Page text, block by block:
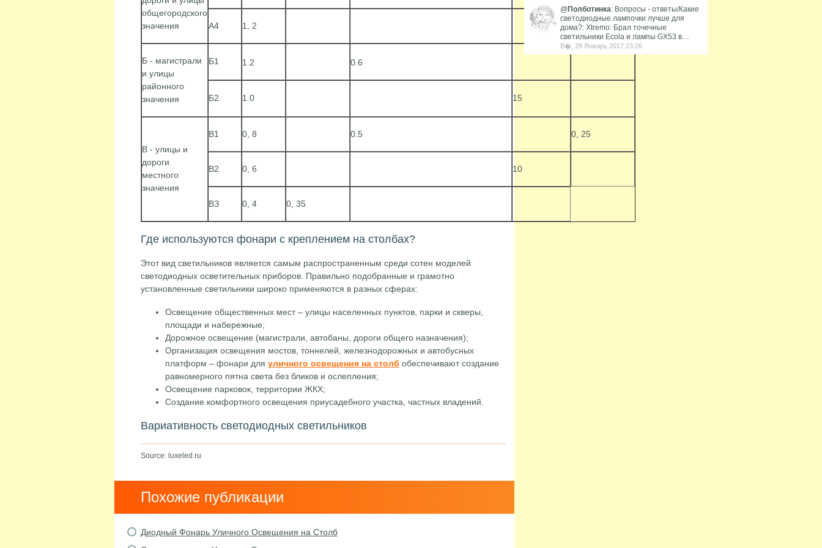
общегородского
значения
А4 1, 2
Б - магистрали
и улицы
районного
значения
Б1 1.2 0.6
Б2 1.0 15
В - улицы и
дороги
местного
значения
B1 0, 8 0.5 0, 25
В2 0, 6 10
ВЗ 0, 4 0, 35
Где используются фонари с креплением на столбах?
Этот вид светильников является самым распространенным среди сотен моделей
светодиодных осветительных приборов. Правильно подобранные и грамотно
установленные светильники широко применяются в разных сферах:
Освещение общественных мест – улицы населенных пунктов, парки и скверы,
площади и набережные;
Дорожное освещение (магистрали, автобаны, дороги общего назначения);
Организация освещения мостов, тоннелей, железнодорожных и автобусных
платформ – фонари для уличного освещения на столб обеспечивают создание
равномерного пятна света без бликов и ослепления;
Освещение парковок, территории ЖКХ;
Создание комфортного освещения приусадебного участка, частных владений.
Вариативность светодиодных светильников
Source: luxeled.ru
Похожие публикации
Диодный Фонарь Уличного Освещения на Столб
@ Полботинка: Вопросы - ответы/Какие
светодиодные лампочки лучше для
дома?: Xtremo: Брал точечные
светильники Ecola и лампы GX53 в…
В�, 29 Январь 2017 23:26